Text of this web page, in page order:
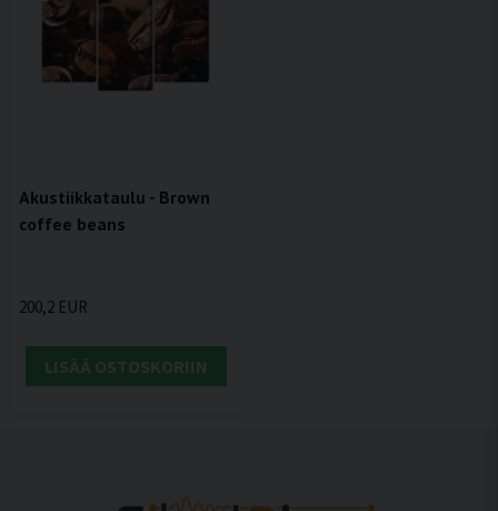
Akustiikkataulu - Brown
coffee beans
200,2 EUR
LISÄÄ OSTOSKORIIN